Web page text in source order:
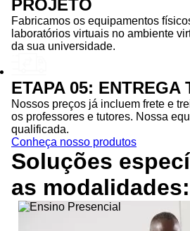
PROJETO
Fabricamos os equipamentos
laboratórios virtuais no ambiente
da sua universidade.
ETAPA 05: ENTREGA
Nossos preços já incluem frete e
os professores e tutores. Nossa
qualificada.
Conheça nosso produtos
Soluções
as modalidades: